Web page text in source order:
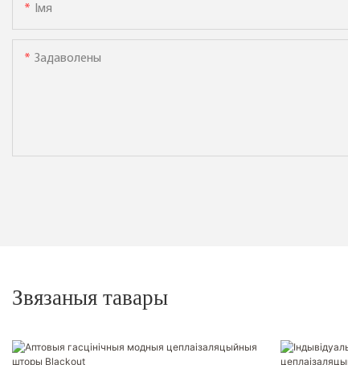
Імя
Задаволены
Звязаныя тавары